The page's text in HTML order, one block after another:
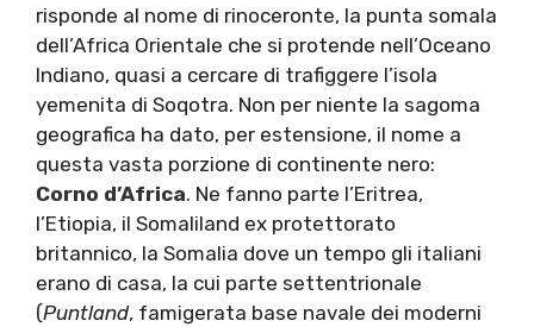
risponde al nome di rinoceronte, la punta somala
dell’Africa Orientale che si protende nell’Oceano
Indiano, quasi a cercare di trafiggere l’isola
yemenita di Soqotra. Non per niente la sagoma
geografica ha dato, per estensione, il nome a
questa vasta porzione di continente nero:
Corno d’Africa. Ne fanno parte l’Eritrea,
l’Etiopia, il Somaliland ex protettorato
britannico, la Somalia dove un tempo gli italiani
erano di casa, la cui parte settentrionale
(Puntland, famigerata base navale dei moderni